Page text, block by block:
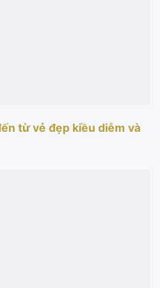
từ vẻ đẹp kiều diễm và